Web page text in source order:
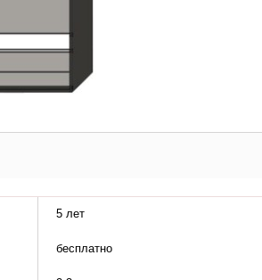
5 лет
бесплатно